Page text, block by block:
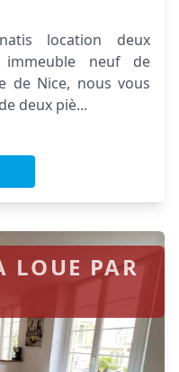
location deux
neuf de
de Nice, nous vous
deux piè...
PAR